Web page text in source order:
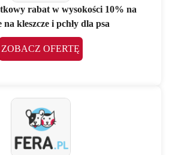
rabat w wysokości 10% na
na kleszcze i pchły dla psa
ZOBACZ OFERTĘ